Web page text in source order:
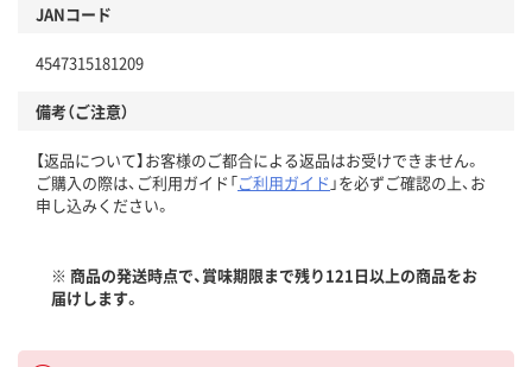
JANコード
4547315181209
備考（ご注意）
【返品について】お客様のご都合による返品はお受けできません。
ご購入の際は、ご利用ガイド「ご利用ガイド 」を必ずご確認の上、お
申し込みください。
※ 商品の発送時点で、賞味期限まで残り121日以上の商品をお
届けします。